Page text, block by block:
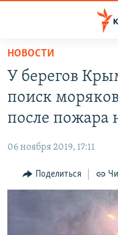
Вернуться
основному
содержанию
главной
навигации
Вернутся
НОВОСТИ
СПЕЦПРОЕКТЫ
11 ЛЕТ ОККУПАЦИИ
ЕЩЕ
ИНТЕРАКТИВ
ТЕЛЕПРОЕКТ КРЫМ.РЕАЛИИ
РАДІО СВОБОДА
КАК ОБОЙТИ
НОВОСТИ
У берегов
поиск
после пожара
06 ноября 2019, 17:11
Поделиться